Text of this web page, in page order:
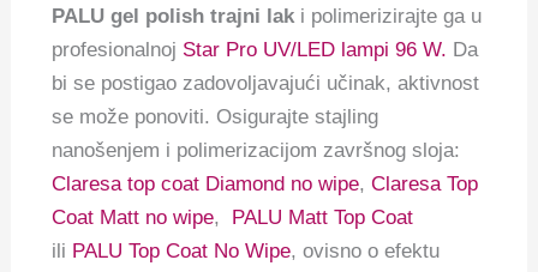
PALU gel polish trajni lak i polimerizirajte ga u
profesionalnoj Star Pro UV/LED lampi 96 W. Da
bi se postigao zadovoljavajući učinak, aktivnost
se može ponoviti. Osigurajte stajling
nanošenjem i polimerizacijom završnog sloja:
Claresa top coat Diamond no wipe,Claresa Top
Coat Matt no wipe,
PALU Matt Top Coat
ili PALU Top Coat No Wipe, ovisno o efektu